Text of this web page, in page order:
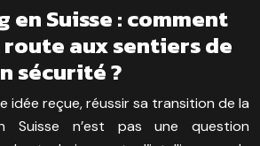
en Suisse : comment
route aux sentiers de
sécurité ?
idée reçue, réussir sa transition de la
n’est pas une question